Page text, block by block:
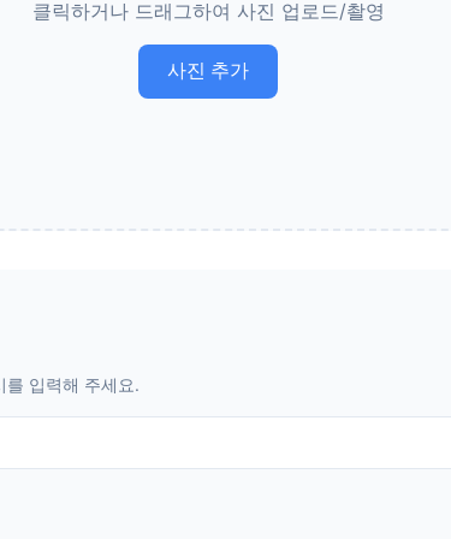
클릭하거나 드래그하여 사진 업로드/촬영
사진 추가
입력해 주세요.